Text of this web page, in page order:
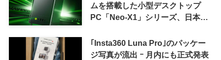
ムを搭載した小型デスクトップ
PC「Neo-X1」シリーズ、日本で
｢Insta360 Luna Pro｣のパッケー
ジ写真が流出 ｰ 月内にも正式発表